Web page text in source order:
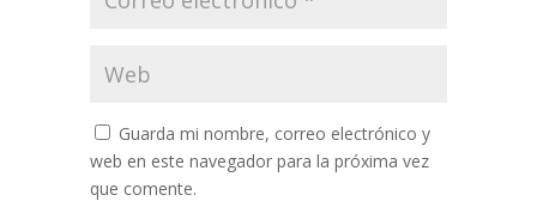
Guarda mi nombre, correo electrónico y
web en este navegador para la próxima vez
que comente.